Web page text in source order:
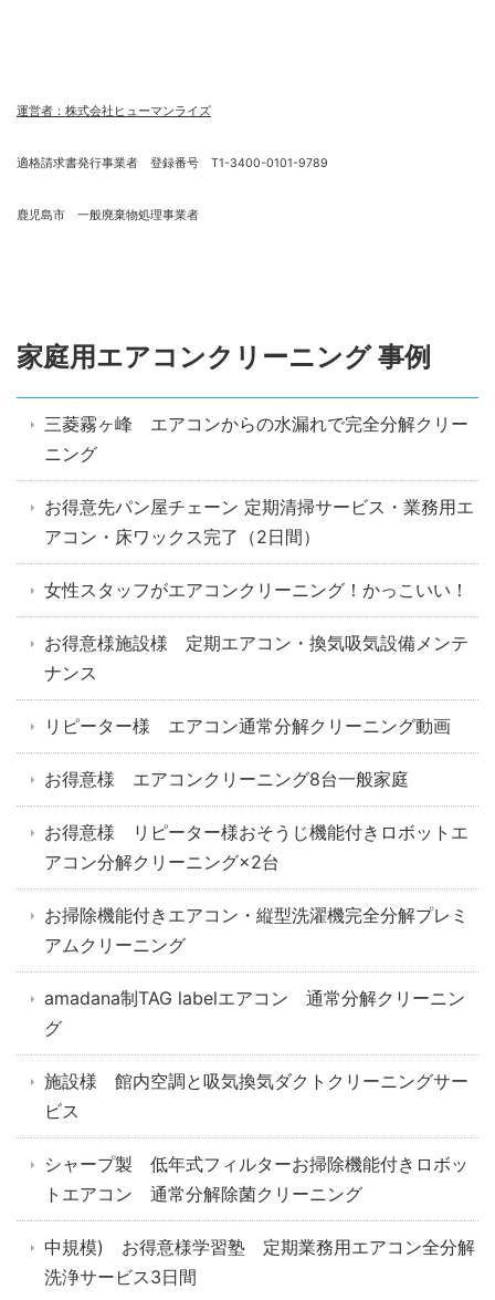
運営者：株式会社ヒューマンライズ
適格請求書発行事業者 登録番号 T1-3400-0101-9789
鹿児島市 一般廃棄物処理事業者
家庭用エアコンクリーニング 事例
三菱霧ヶ峰 エアコンからの水漏れで完全分解クリー
ニング
お得意先パン屋チェーン 定期清掃サービス・業務用エ
アコン・床ワックス完了（2日間）
女性スタッフがエアコンクリーニング！かっこいい！
お得意様施設様 定期エアコン・換気吸気設備メンテ
ナンス
リピーター様 エアコン通常分解クリーニング動画
お得意様 エアコンクリーニング8台一般家庭
お得意様 リピーター様おそうじ機能付きロボットエ
アコン分解クリーニング×2台
お掃除機能付きエアコン・縦型洗濯機完全分解プレミ
アムクリーニング
amadana制TAG labelエアコン 通常分解クリーニン
グ
施設様 館内空調と吸気換気ダクトクリーニングサー
ビス
シャープ製 低年式フィルターお掃除機能付きロボッ
トエアコン 通常分解除菌クリーニング
中規模) お得意様学習塾 定期業務用エアコン全分解
洗浄サービス3日間